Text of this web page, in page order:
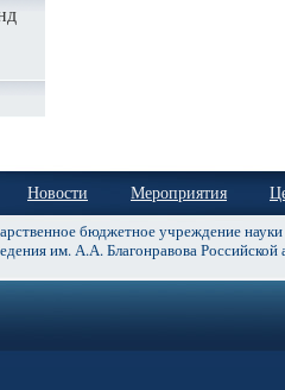
Новости Мероприятия
бюджетное учреждение науки
им. А.А. Благонравова Российской